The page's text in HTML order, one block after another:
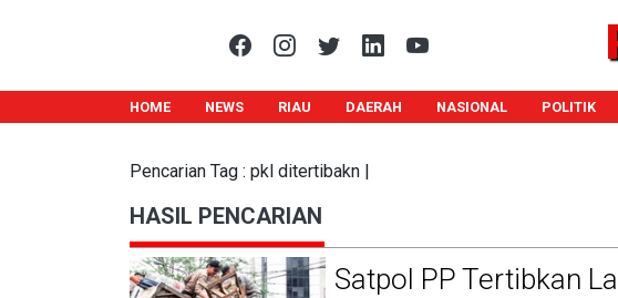
HOME NEWS RIAU DAERAH NASIONAL POLITIK
Pencarian Tag : pkl ditertibakn |
HASIL PENCARIAN
Satpol PP Tertibkan